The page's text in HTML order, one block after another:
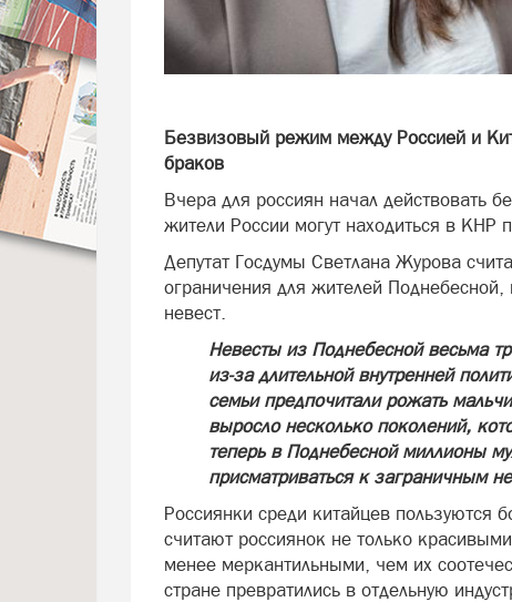
Безвизовый режим между Россией и
браков
Вчера для россиян начал действовать
жители России могут находиться в КНР
Депутат Госдумы Светлана Журова
ограничения для жителей
невест.
Невесты из Поднебесной весьма
из-за длительной внутренней
семьи предпочитали рожать
выросло несколько поколений,
теперь в Поднебесной миллионы
присматриваться к заграничным
Россиянки среди китайцев пользуются
считают россиянок не только
менее меркантильными, чем их
стране превратились в отдельную